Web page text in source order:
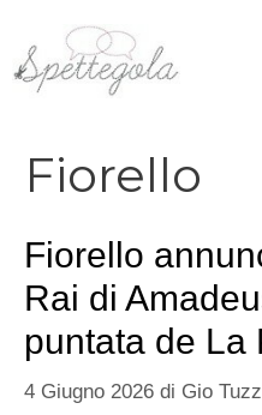
contenuto
Fiorello
Fiorello
Rai di
puntata de La
4 Giugno 2026 di Gio